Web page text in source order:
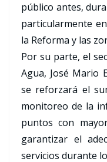
público antes,
particularmente
la Reforma y las
Por su parte, el
Agua, José Mario
se reforzará el
monitoreo de la
puntos con
garantizar el
servicios durante